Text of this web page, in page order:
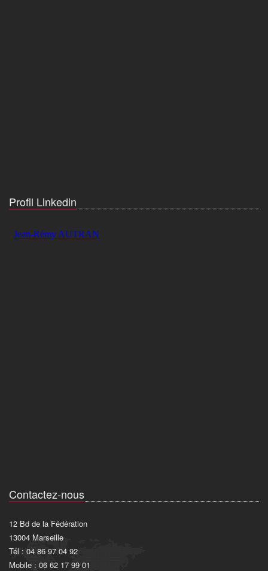
Profil Linkedin
Contactez-nous
12 Bd de la Fédération
13004 Marseille
Tél : 04 86 97 04 92
Mobile : 06 62 17 99 01